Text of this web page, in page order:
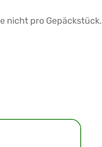
nicht pro Gepäckstück.